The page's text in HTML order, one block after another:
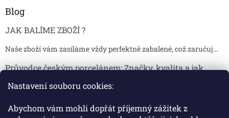
Nastavení souboru cookies:
Abychom vám mohli dopřát příjemný zážitek z
Blog
JAK BALÍME ZBOŽÍ ?
Naše zboží vám zasíláme vždy perfektně zabalené, což zaručuj...
Průvodce českým porcelánem: Značky, kvalita a jak
Jak skladovat broušené sklenice, aby se nepoškodily?